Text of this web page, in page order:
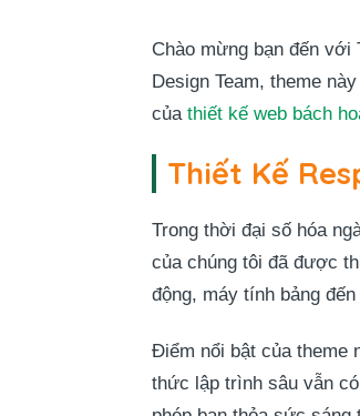
Chào mừng bạn đến với
Design Team, theme
của thiết kế web bách
Thiết Kế
Trong thời đại số hóa
của chúng tôi đã được
động, máy tính bảng
Điểm nổi bật của theme
thức lập trình sâu vẫn